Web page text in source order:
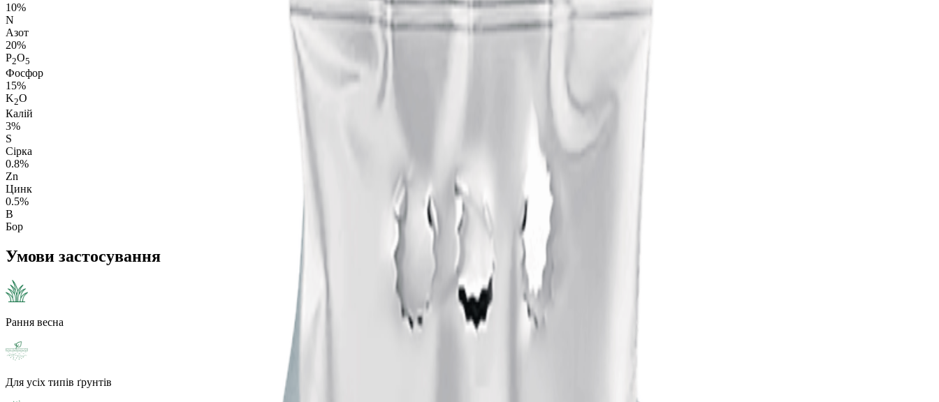
10%
N
Азот
20%
P2O5
Фосфор
15%
K2O
Калій
3%
S
Сірка
0.8%
Zn
Цинк
0.5%
B
Бор
Умови застосування
Рання весна
Для усіх типів ґрунтів